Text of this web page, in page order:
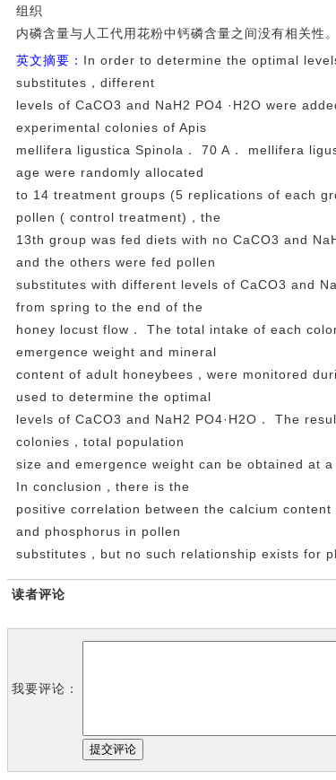
组织
内磷含量与人工代用花粉中钙磷含量之间没有相关性。
英文摘要： In order to determine the optimal
substitutes，different
levels of CaCO3 and NaH2 PO4 ·H2O were
experimental colonies of Apis
mellifera ligustica Spinola． 70 A． mellifera
age were randomly allocated
to 14 treatment groups (5 replications of each
pollen ( control treatment)，the
13th group was fed diets with no CaCO3 and
and the others were fed pollen
substitutes with different levels of CaCO3 and
from spring to the end of the
honey locust flow． The total intake of each
emergence weight and mineral
content of adult honeybees，were monitored
used to determine the optimal
levels of CaCO3 and NaH2 PO4·H2O． The
colonies，total population
size and emergence weight can be obtained at
In conclusion，there is the
positive correlation between the calcium
and phosphorus in pollen
substitutes，but no such relationship exists for
读者评论
我要评论：